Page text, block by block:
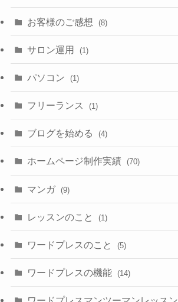
お客様のご感想 (8)
サロン運用 (1)
パソコン (1)
フリーランス (1)
ブログを始める (4)
ホームページ制作実績 (70)
マンガ (9)
レッスンのこと (1)
ワードプレスのこと (5)
ワードプレスの機能 (14)